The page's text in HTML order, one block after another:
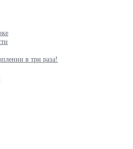
в три раза!